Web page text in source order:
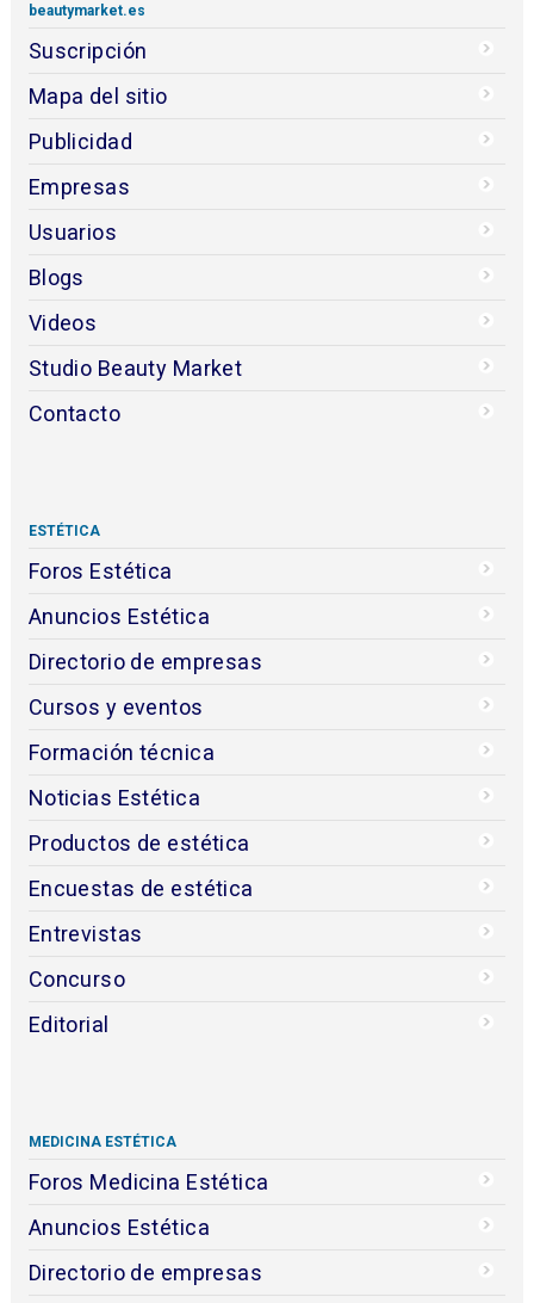
beautymarket.es
Suscripción
Mapa del sitio
Publicidad
Empresas
Usuarios
Blogs
Videos
Studio Beauty Market
Contacto
ESTÉTICA
Foros Estética
Anuncios Estética
Directorio de empresas
Cursos y eventos
Formación técnica
Noticias Estética
Productos de estética
Encuestas de estética
Entrevistas
Concurso
Editorial
MEDICINA ESTÉTICA
Foros Medicina Estética
Anuncios Estética
Directorio de empresas